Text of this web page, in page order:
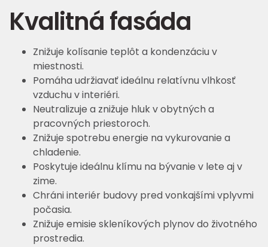
Kvalitná fasáda
Znižuje kolísanie teplôt a kondenzáciu v
miestnosti.
Pomáha udržiavať ideálnu relatívnu vlhkosť
vzduchu v interiéri.
Neutralizuje a znižuje hluk v obytných a
pracovných priestoroch.
Znižuje spotrebu energie na vykurovanie a
chladenie.
Poskytuje ideálnu klímu na bývanie v lete aj v
zime.
Chráni interiér budovy pred vonkajšími vplyvmi
počasia.
Znižuje emisie skleníkových plynov do životného
prostredia.